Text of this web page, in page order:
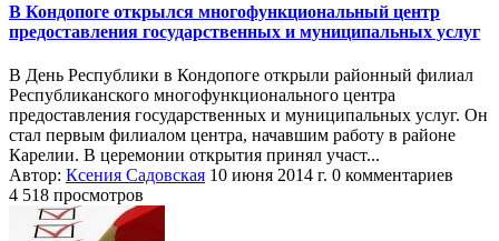
В Кондопоге открылся многофункциональный центр
предоставления государственных и муниципальных услуг
В День Республики в Кондопоге открыли районный филиал
Республиканского многофункционального центра
предоставления государственных и муниципальных услуг. Он
стал первым филиалом центра, начавшим работу в районе
Карелии. В церемонии открытия принял участ...
Автор: Ксения Садовская 10 июня 2014 г. 0 комментариев
4 518 просмотров